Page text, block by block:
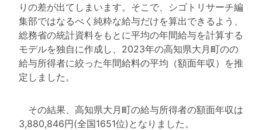
りの差が出てしまいます。そこで、シゴトリサーチ編
集部ではなるべく純粋な給与だけを算出できるよう、
総務省の統計資料をもとに平均の年間給与を計算する
モデルを独自に作成し、2023年の高知県大月町のの
給与所得者に絞った年間給料の平均（額面年収）を推
定しました。
その結果、高知県大月町の給与所得者の額面年収は
3,880,846円(全国1651位)となりました。